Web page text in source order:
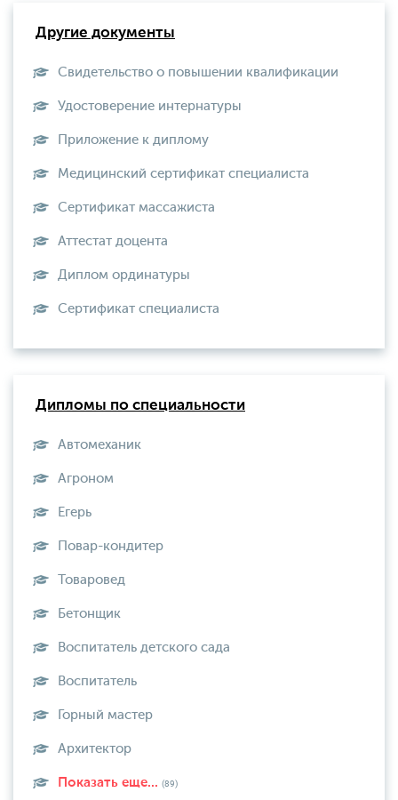
Другие документы
Свидетельство о повышении квалификации
Удостоверение интернатуры
Приложение к диплому
Медицинский сертификат специалиста
Сертификат массажиста
Аттестат доцента
Диплом ординатуры
Сертификат специалиста
Дипломы по специальности
Автомеханик
Агроном
Егерь
Повар-кондитер
Товаровед
Бетонщик
Воспитатель детского сада
Воспитатель
Горный мастер
Архитектор
Показать еще... (89)